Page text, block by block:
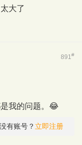
大了
891#
我的问题。😂
有账号？ 立即注册